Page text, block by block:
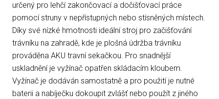
určený pro lehčí zakončovací a dočišťovací práce
pomocí struny v nepřístupných nebo stísněných místech.
Díky své nízké hmotnosti ideální stroj pro začišťování
trávníku na zahradě, kde je plošná údržba trávníku
prováděna AKU travní sekačkou. Pro snadnější
uskladnění je vyžínač opatřen skládacím kloubem.
Vyžínač je dodáván samostatně a pro použití je nutné
baterii a nabíječku dokoupit zvlášť nebo použít z jiného